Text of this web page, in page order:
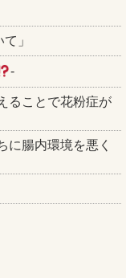
」
‐
ることで花粉症が
に腸内環境を悪く